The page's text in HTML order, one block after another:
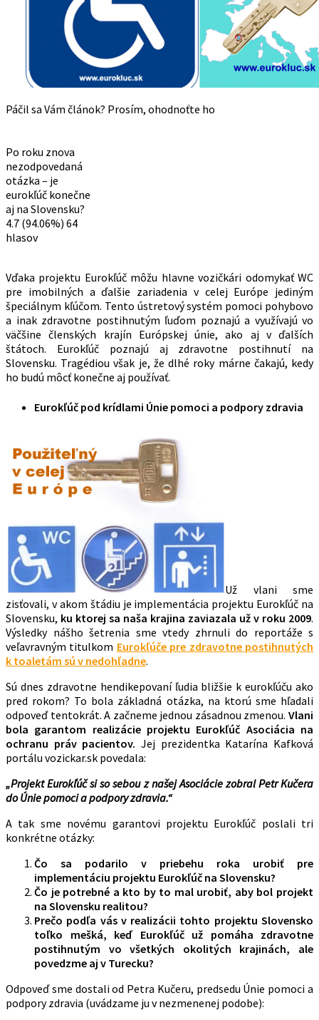
Páčil sa Vám článok? Prosím, ohodnoťte ho
Po roku znova
nezodpovedaná
otázka – je
eurokľúč konečne
aj na Slovensku?
4.7 (94.06%) 64
hlasov
Vďaka projektu Eurokľúč môžu hlavne vozičkári odomykať WC
pre imobilných a ďalšie zariadenia v celej Európe jediným
špeciálnym kľúčom. Tento ústretový systém pomoci pohybovo
a inak zdravotne postihnutým ľuďom poznajú a využívajú vo
väčšine členských krajín Európskej únie, ako aj v ďalších
štátoch. Eurokľúč poznajú aj zdravotne postihnutí na
Slovensku. Tragédiou však je, že dlhé roky márne čakajú, kedy
ho budú môcť konečne aj používať.
Eurokľúč pod krídlami Únie pomoci a podpory zdravia
Už vlani sme
zisťovali, v akom štádiu je implementácia projektu Eurokľúč na
Slovensku, ku ktorej sa naša krajina zaviazala už v roku 2009.
Výsledky nášho šetrenia sme vtedy zhrnuli do reportáže s
veľavravným titulkom Eurokľúče pre zdravotne postihnutých
k toaletám sú v nedohľadne.
Sú dnes zdravotne hendikepovaní ľudia bližšie k eurokľúču ako
pred rokom? To bola základná otázka, na ktorú sme hľadali
odpoveď tentokrát. A začneme jednou zásadnou zmenou. Vlani
bola garantom realizácie projektu Eurokľúč Asociácia na
ochranu práv pacientov. Jej prezidentka Katarína Kafková
portálu vozickar.sk povedala:
„Projekt Eurokľúč si so sebou z našej Asociácie zobral Petr Kučera
do Únie pomoci a podpory zdravia.“
A tak sme novému garantovi projektu Eurokľúč poslali tri
konkrétne otázky:
Čo sa podarilo v priebehu roka urobiť pre
implementáciu projektu Eurokľúč na Slovensku?
Čo je potrebné a kto by to mal urobiť, aby bol projekt
na Slovensku realitou?
Prečo podľa vás v realizácii tohto projektu Slovensko
toľko mešká, keď Eurokľúč už pomáha zdravotne
postihnutým vo všetkých okolitých krajinách, ale
povedzme aj v Turecku?
Odpoveď sme dostali od Petra Kučeru, predsedu Únie pomoci a
podpory zdravia (uvádzame ju v nezmenenej podobe):